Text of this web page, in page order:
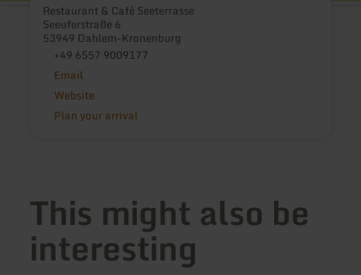
Restaurant & Café Seeterrasse
Seeuferstraße 6
53949 Dahlem-Kronenburg
+49 6557 9009177
Email
Website
Plan your arrival
This might also be
interesting